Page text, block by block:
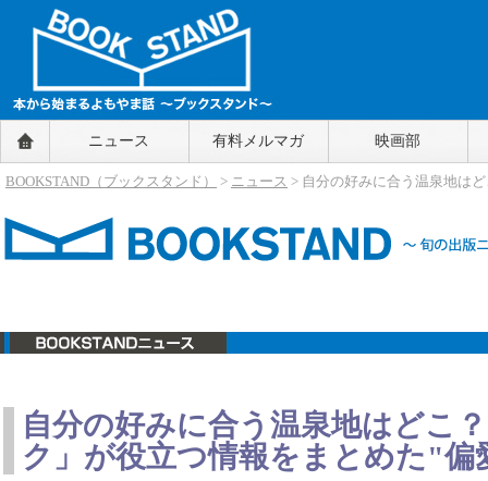
BOOKSTAND（ブックスタンド）
～本から始まるよもやま話～
BOOKSTAND（ブ
ニュース 有料メルマガ 映画部
BOOKSTAND（ブックスタンド） > ニュース > 自分の好みに合う温泉地は
自分の好みに合う温泉地はどこ
ク」が役立つ情報をまとめた"